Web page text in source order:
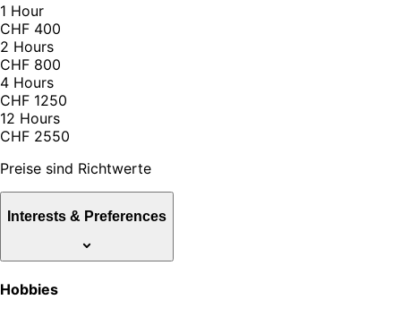
1 Hour
CHF 400
2 Hours
CHF 800
4 Hours
CHF 1250
12 Hours
CHF 2550
Preise sind Richtwerte
Interests & Preferences
Hobbies